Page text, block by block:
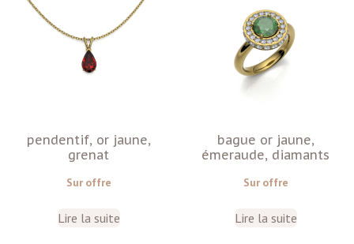
pendentif, or jaune,
grenat
Sur offre
Lire la suite
bague or jaune,
émeraude, diamants
Sur offre
Lire la suite